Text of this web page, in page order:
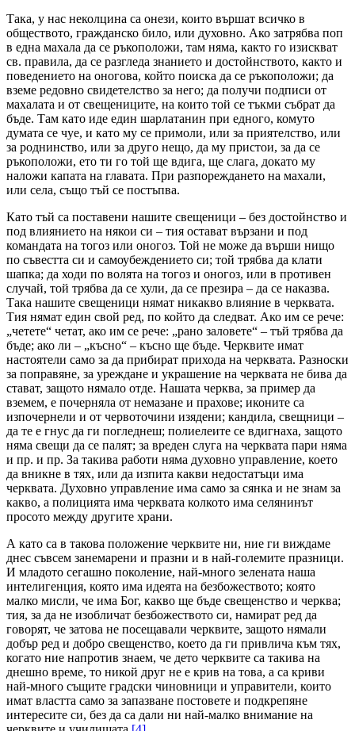
Така, у нас неколцина са онези, които вършат всичко в
обществото, гражданско било, или духовно. Ако затрябва поп
в една махала да се ръкоположи, там няма, както го изискват
св. правила, да се разгледа знанието и достойнството, както и
поведението на оногова, който поиска да се ръкоположи; да
вземе редовно свидетелство за него; да получи подписи от
махалата и от свещениците, на които той се тъкми събрат да
бъде. Там като иде един шарлатанин при едного, комуто
думата се чуе, и като му се примоли, или за приятелство, или
за роднинство, или за друго нещо, да му пристои, за да се
ръкоположи, ето ти го той ще вдига, ще слага, докато му
наложи капата на главата. При разпореждането на махали,
или села, също тъй се постъпва.
Като тъй са поставени нашите свещеници – без достойнство и
под влиянието на някои си – тия остават вързани и под
командата на тогоз или оногоз. Той не може да върши нищо
по съвестта си и самоубеждението си; той трябва да клати
шапка; да ходи по волята на тогоз и оногоз, или в противен
случай, той трябва да се хули, да се презира – да се наказва.
Така нашите свещеници нямат никакво влияние в черквата.
Тия нямат един свой ред, по който да следват. Ако им се рече:
„четете“ четат, ако им се рече: „рано заловете“ – тъй трябва да
бъде; ако ли – „късно“ – късно ще бъде. Черквите имат
настоятели само за да прибират прихода на черквата. Разноски
за поправяне, за уреждане и украшение на черквата не бива да
стават, защото нямало отде. Нашата черква, за пример да
вземем, е почерняла от немазане и прахове; иконите са
изпочернели и от червоточини изядени; кандила, свещници –
да те е гнус да ги погледнеш; полиелеите се вдигнаха, защото
няма свещи да се палят; за вреден слуга на черквата пари няма
и пр. и пр. За такива работи няма духовно управление, което
да вникне в тях, или да изпита какви недостатъци има
черквата. Духовно управление има само за сянка и не знам за
какво, а полицията има черквата колкото има селянинът
просото между другите храни.
А като са в такова положение черквите ни, ние ги виждаме
днес съвсем занемарени и празни и в най-големите празници.
И младото сегашно поколение, най-много зелената наша
интелигенция, която има идеята на безбожеството; която
малко мисли, че има Бог, какво ще бъде свещенство и черква;
тия, за да не изобличат безбожеството си, намират ред да
говорят, че затова не посещавали черквите, защото нямали
добър ред и добро свещенство, което да ги привлича към тях,
когато ние напротив знаем, че дето черквите са такива на
днешно време, то никой друг не е крив на това, а са криви
най-много същите градски чиновници и управители, които
имат властта само за запазване постовете и подкрепяне
интересите си, без да са дали ни най-малко внимание на